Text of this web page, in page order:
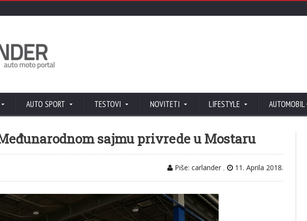
AUTO SPORT TESTOVI NOVITETI LIFESTYLE AUTOMOBIL
sajmu privrede u Mostaru
Piše: carlander , 11. Aprila 2018.